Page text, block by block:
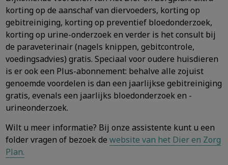
korting op de aanschaf van diervoeders, korting op
gebitreiniging, korting op preventief bloedonderzoek,
korting op urine-onderzoek en verder is het consult bij
de paraveterinair (nagels knippen, gebitcontrole,
voedingsadvies) gratis. Speciaal voor oudere huisdieren
is er ook een Plus-abonnement: behalve alle zojuist
genoemde voordelen is dan een jaarlijkse gebitreiniging
gratis, evenals een jaarlijks bloedonderzoek en -
urineonderzoek.
Wilt u meer informatie? Bij onze assistente kunt u een
folder vragen of bezoek de website van het Dier en Zorg
Plan.